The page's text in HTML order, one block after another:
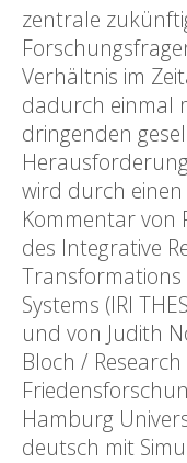
zentrale
Verhältnis im
dadurch einmal
dringenden
wird durch
Kommentar von
des Integrative
Systems (IRI
und von Judith
Bloch /
Hamburg
deutsch mit